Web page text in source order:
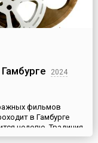
2024
фильмов
в Гамбурге
неделю. Традиция
в 1985 году, когда